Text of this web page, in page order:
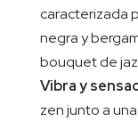
caracterizada
negra y
bouquet de
Vibra y
zen junto a